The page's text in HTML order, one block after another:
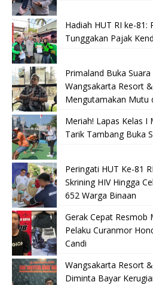
Hadiah HUT RI ke-81:
Tunggakan Pajak
Primaland Buka
Wangsakarta Resort
Mengutamakan Mutu
Meriah! Lapas Kelas I
Tarik Tambang Buka
Peringati HUT Ke-81
Skrining HIV Hingga
652 Warga Binaan
Gerak Cepat Resmob
Pelaku Curanmor
Candi
Wangsakarta Resort
Diminta Bayar